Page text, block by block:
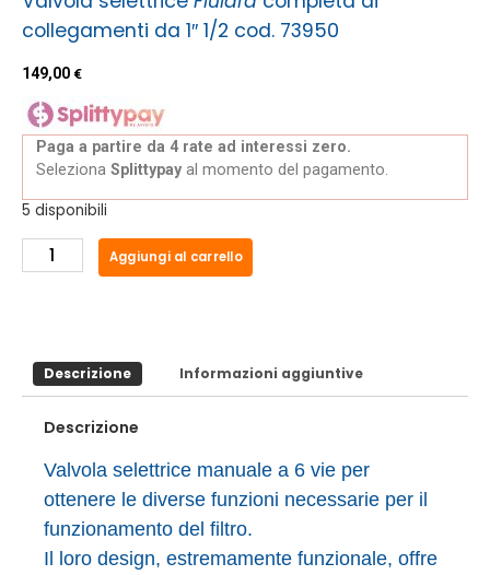
collegamenti da 1″ 1/2 cod. 73950
149,00€
Paga a partire da 4 rate ad interessi zero.
Seleziona Splittypay al momento del pagamento.
5 disponibili
Aggiungi al carrello
Descrizione Informazioni aggiuntive
Descrizione
Valvola selettrice manuale a 6 vie per
ottenere le diverse funzioni necessarie per il
funzionamento del filtro.
Il loro design, estremamente funzionale, offre